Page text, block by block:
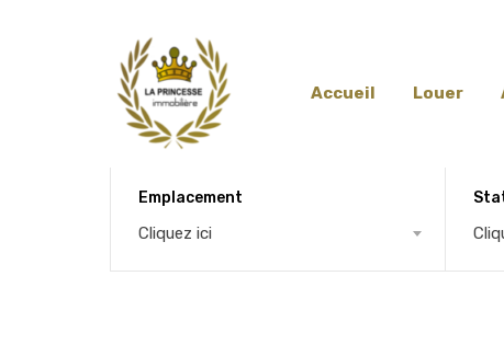
Accueil Louer
Emplacement
Cliquez ici